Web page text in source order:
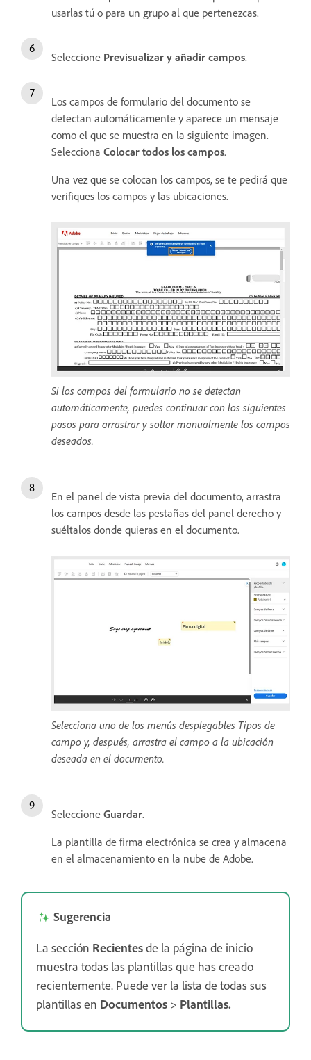
usarlas tú o para un grupo al que pertenezcas.
Seleccione Previsualizar y añadir campos.
Los campos de formulario del documento se
detectan automáticamente y aparece un mensaje
como el que se muestra en la siguiente imagen.
Selecciona Colocar todos los campos.
Una vez que se colocan los campos, se te pedirá que
verifiques los campos y las ubicaciones.
Si los campos del formulario no se detectan
automáticamente, puedes continuar con los siguientes
pasos para arrastrar y soltar manualmente los campos
deseados.
En el panel de vista previa del documento, arrastra
los campos desde las pestañas del panel derecho y
suéltalos donde quieras en el documento.
Selecciona uno de los menús desplegables Tipos de
campo y, después, arrastra el campo a la ubicación
deseada en el documento.
Seleccione Guardar.
La plantilla de firma electrónica se crea y almacena
en el almacenamiento en la nube de Adobe.
Sugerencia
La sección Recientesde la página de inicio
muestra todas las plantillas que has creado
recientemente. Puede ver la lista de todas sus
plantillas en Documentos > Plantillas.